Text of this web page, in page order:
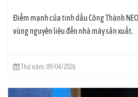
Điểm mạnh của tinh dầu Công Thành
vùng nguyên liệu đến nhà máy sản xuất.
Thứ năm, 09/04/2026